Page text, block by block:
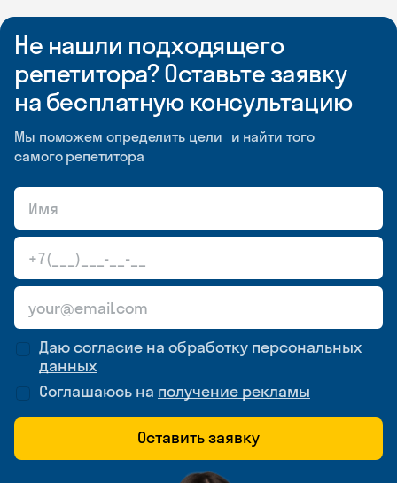
Не нашли подходящего
репетитора? Оставьте заявку
на бесплатную консультацию
Мы поможем определить цели и найти того
самого репетитора
Даю согласие на обработку персональных
данных
Соглашаюсь на получение рекламы
Оставить заявку